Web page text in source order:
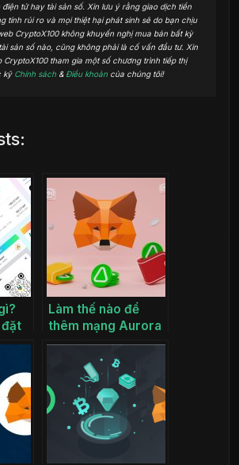
tử hay tài sản số. Xin lưu ý rằng giao dịch tiền
tính rủi ro và mọi thiệt hại phát sinh sẽ do bạn chịu
CryptoX100 không khuyến nghị mua bán bất kỳ
sản số nào, cũng không phải là cố vấn đầu tư. Xin
CryptoX100 tham gia một số chương trình tiếp thị
kỹ Chính sách & Điều khoản của chúng tôi!
đặt
Làm thế nào để
thêm mạng Aurora
Mainnet vào
Metamask?